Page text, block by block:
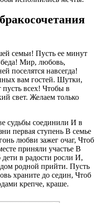
семьи! Пусть ее минут
беда! Мир, любовь,
поселятся навсегда!
вам гостей. Шутки,
всех! Чтобы в
свет. Желаем только
судьбы соединили И в
первая ступень В семье
любви зажег очаг, Чтоб
приняли участье В
в радости росли И,
родной прийти. Пусть
храните до седин, Чтоб
крепче, краше.